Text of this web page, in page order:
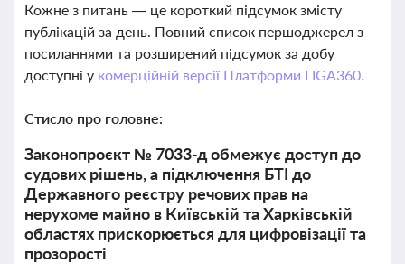
Кожне з питань — це короткий підсумок змісту
публікацій за день. Повний список першоджерел з
посиланнями та розширений підсумок за добу
доступні у комерційній версії Платформи LIGA360.
Стисло про головне:
Законопроєкт № 7033-д обмежує доступ до
судових рішень, а підключення БТІ до
Державного реєстру речових прав на
нерухоме майно в Київській та Харківській
областях прискорюється для цифровізації та
прозорості